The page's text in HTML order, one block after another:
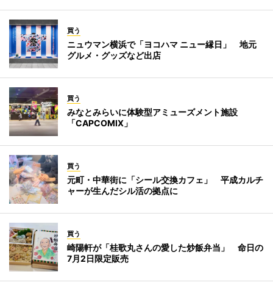
買う
ニュウマン横浜で「ヨコハマ ニュー縁日」 地元
グルメ・グッズなど出店
買う
みなとみらいに体験型アミューズメント施設
「CAPCOMIX」
買う
元町・中華街に「シール交換カフェ」 平成カルチ
ャーが生んだシル活の拠点に
買う
崎陽軒が「桂歌丸さんの愛した炒飯弁当」 命日の
7月2日限定販売